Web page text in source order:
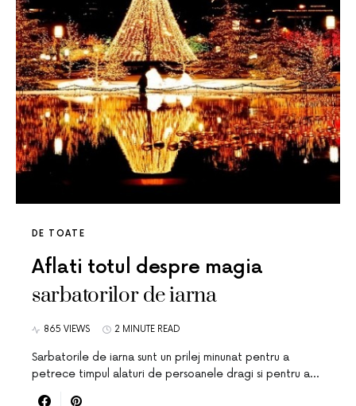
DE TOATE
Aflati totul despre magia
sarbatorilor de iarna
865 VIEWS 2 MINUTE READ
Sarbatorile de iarna sunt un prilej minunat pentru a
petrece timpul alaturi de persoanele dragi si pentru a…